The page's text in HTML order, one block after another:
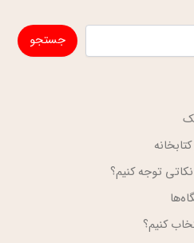
جستجو
توجه کنیم؟
کنیم؟